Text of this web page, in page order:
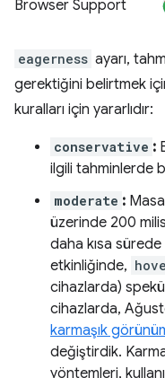
Browser Support
eagerness ayarı,
gerektiğini belirtmek
kuralları için yararlıdır:
conservative :
ilgili tahminlerde
moderate :
üzerinde 200
daha kısa
etkinliğinde,
cihazlarda)
cihazlarda,
karmaşık
değiştirdik.
yöntemleri,